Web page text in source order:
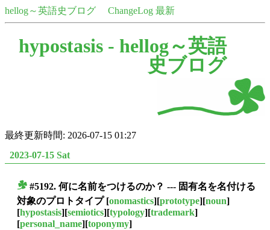
hellog～英語史ブログ ChangeLog 最新
hypostasis - hellog～英語
史ブログ
最終更新時間: 2026-07-15 01:27
2023-07-15 Sat
#5192. 何に名前をつけるのか？ --- 固有名を名付ける
対象のプロトタイプ[onomastics][prototype][noun]
[hypostasis][semiotics][typology][trademark]
[personal_name][toponymy]